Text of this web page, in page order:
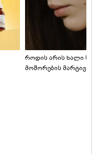
როდის არის ხალი
მოშორების